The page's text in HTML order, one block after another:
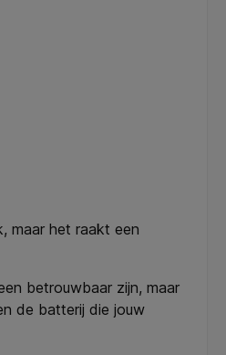
maar het raakt een
betrouwbaar zijn, maar
de batterij die jouw